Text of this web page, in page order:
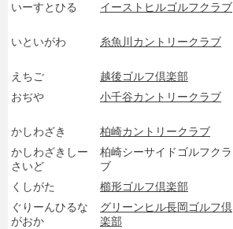
いーすとひる イーストヒルゴルフクラブ
いといがわ
糸魚川カントリークラブ
えちご
越後ゴルフ倶楽部
おぢや
小千谷カントリークラブ
かしわざき
柏崎カントリークラブ
かしわざきしー
さいど
柏崎シーサイドゴルフクラ
ブ
くしがた 櫛形ゴルフ倶楽部
ぐりーんひるな
がおか
グリーンヒル長岡ゴルフ倶
楽部